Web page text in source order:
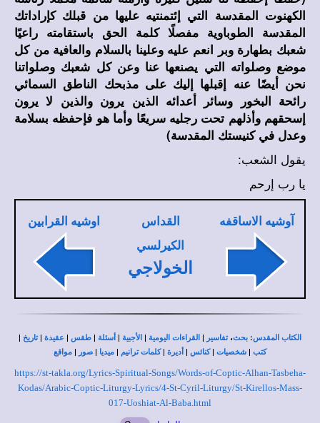
الكهنوت المقدسة التي إئتمنتيه عليها من قبلك كإراداتك
المقدسة الطوباوية مفصلًا كلمة الحق باستقامته راعيًا
شعبك بطهارة وبر انعم عليه وعلينا بالسلام والعافية من كل
موضع وصلواته التي يصنعها عنا وعن كل شعبك وصلواتنا
نحن أيضًا عنه إقبلها إليك على مذبحك الناطق السمائي
رائحة البخور وسائر أعدائه الذين يرون والذين لا يرون
إسحقهم وأذلهم تحت رجليه سريعًا وأما هو فإحفظه بسلامة
وعدل في كنيستك المقدسة)
يقول الشعب:
يا رب إرحم
آوشيه الاساقفه
القداس
الكيرلسي
الخولاجي
اوشيه القرابين
الكتاب المقدس: بحث،تفاسير | القراءات اليومية | الأجبية | أسئلة | طقس | عقيدة |تاريخ |
كتب | شخصيات |كنائس | أديرة |كلمات ترانيم | ميديا | صور | مواقع
https://st-takla.org/Lyrics-Spiritual-Songs/Words-of-Coptic-Alhan-Tasbeha-
Kodas/Arabic-Coptic-Liturgy-Lyrics/4-St-Cyril-Liturgy/St-Kirellos-Mass-
017-Uoshiat-Al-Baba.html